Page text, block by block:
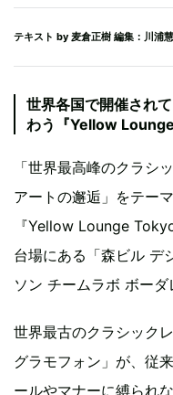
テキスト by 麦倉正樹 編集：川浦
世界各国で開催され
わう『Yellow
「世界最高峰のクラシ
アートの邂逅」をテー
『Yellow Lounge
台場にある「森ビル デ
ソン チームラボ ボーダ
世界最古のクラシック
グラモフォン」が、従
ールやマナーに縛られ